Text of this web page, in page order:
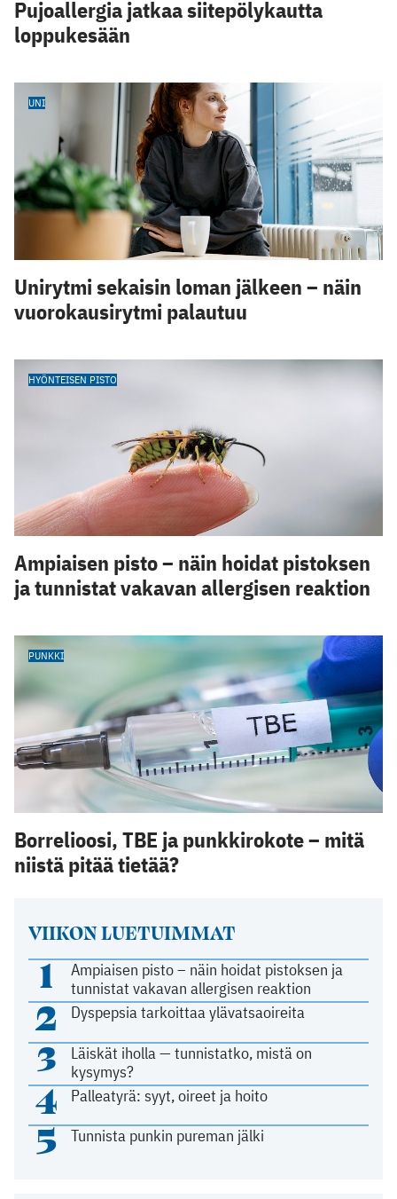
VIIKON LUETUIMMAT
1
Ampiaisen pisto – näin hoidat pistoksen ja
tunnistat vakavan allergisen reaktion
2 Dyspepsia tarkoittaa ylävatsaoireita
3
Läiskät iholla — tunnistatko, mistä on
kysymys?
4 Palleatyrä: syyt, oireet ja hoito
5 Tunnista punkin pureman jälki
Pujoallergia jatkaa siitepölykautta
loppukesään
UNI
Unirytmi sekaisin loman jälkeen – näin
vuorokausirytmi palautuu
HYÖNTEISEN PISTO
Ampiaisen pisto – näin hoidat pistoksen
ja tunnistat vakavan allergisen reaktion
PUNKKI
Borrelioosi, TBE ja punkkirokote – mitä
niistä pitää tietää?